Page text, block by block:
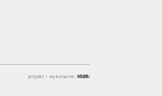
projekt i wykonanie: